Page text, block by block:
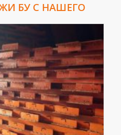
БУ С НАШЕГО